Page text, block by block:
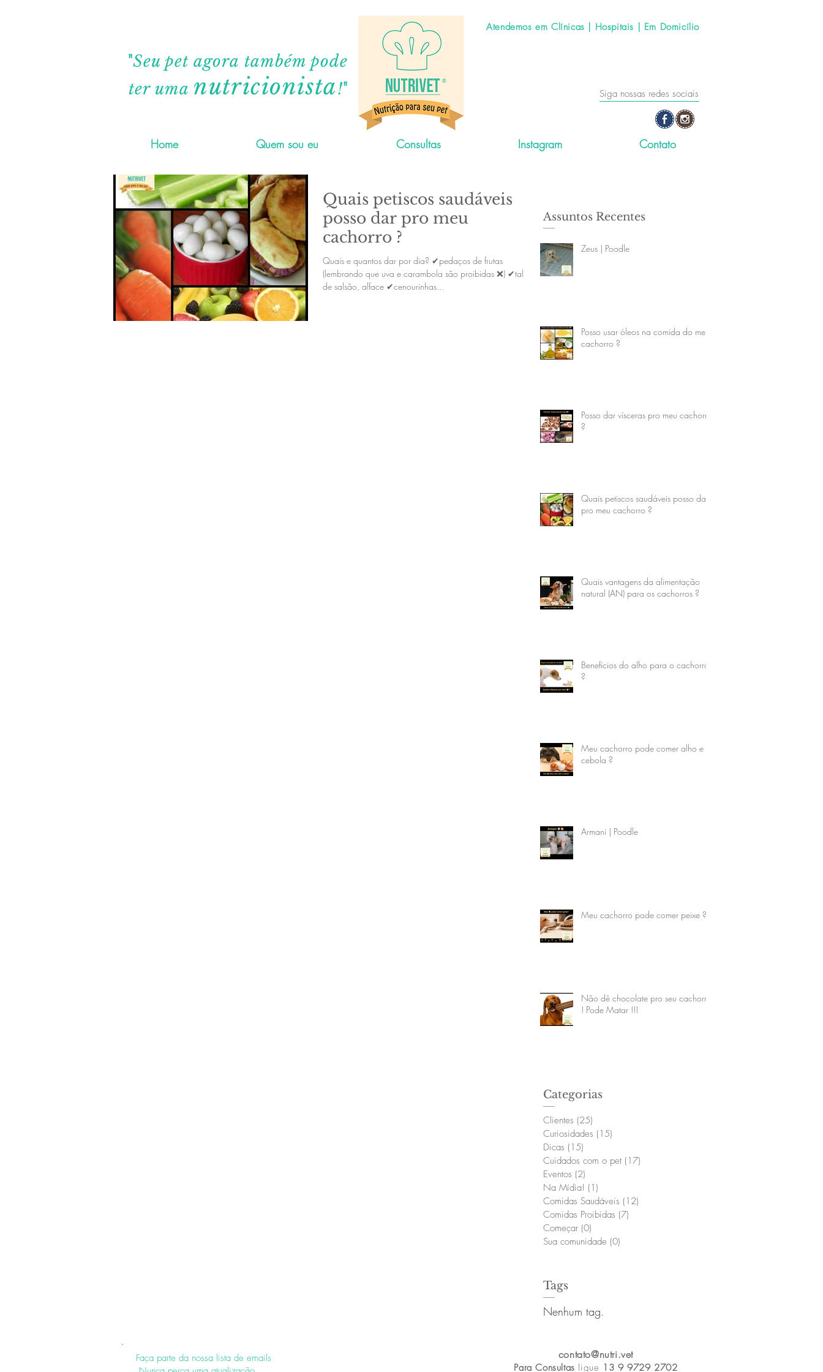
"Seu pet agora também pode
ter umanutricionista!"
Atendemos em Clínicas | Hospitais | Em Domicílio
Siga nossas redes sociais
Home Quem sou eu Consultas Instagram Contato
Quais petiscos saudáveis
posso dar pro meu
cachorro ?
Quais e quantos dar por dia? ✔pedaços de frutas
(lembrando que uva e carambola são proibidas ❌) ✔talos
de salsão, alface ✔cenourinhas...
Assuntos Recentes
Zeus | Poodle
Posso usar óleos na comida do meu
cachorro ?
Posso dar vísceras pro meu cachorro
?
Quais petiscos saudáveis posso dar
pro meu cachorro ?
Quais vantagens da alimentação
natural (AN) para os cachorros ?
Benefícios do alho para o cachorro
?
Meu cachorro pode comer alho e
cebola ?
Armani | Poodle
Meu cachorro pode comer peixe ?
Não dê chocolate pro seu cachorro
! Pode Matar !!!
Categorias
Clientes (25)
Curiosidades (15)
Dicas (15)
Cuidados com o pet (17)
Eventos (2)
Na Mídia! (1)
Comidas Saudáveis (12)
Comidas Proibidas (7)
Começar (0)
Sua comunidade (0)
Tags
Nenhum tag.
Faça parte da nossa lista de emails
contato@nutri.vet
Para Consultas ligue 13 9 9729 2702